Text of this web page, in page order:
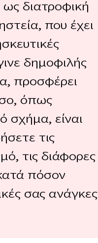
διατροφική
που έχει
δημοφιλής
προσφέρει
όπως
σχήμα, είναι
τις
τις διάφορες
πόσον
σας ανάγκες